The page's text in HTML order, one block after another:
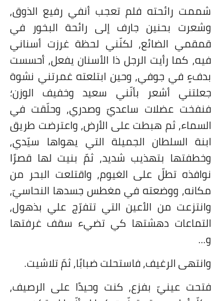
شممت رائحته فلم تعجب أنفي رفيع الذوق,
وشعرت بحنين جارف إلى رائحة البخور في
قمقمي الضائع, لكنّني لحظة غرزت أسناني
فيه, كما رأيت الرجل ذا الأسنان يفعل, أحسست
بدفءٍ في جوفي, وحين ابتلعته غمرتني نشوة
جعلتني أشعر بأنّني سعيد وخفيف الوزن؛
فنفخت عضلات ساعديّ وصدري, وحلّقت في
السماء, ثم هبطت على الأرض, واعترضت طريق
ابنة السلطان الجميلة التي يهواها سيّدي,
وخطفتها بتهذيب شديد, ثمّ بنيت لها قصرًا
نوافذه تطلّ على الغيوم, واقتلعت البحر من
مكانه, ووضعته في مغطس جسدها النحاسيّ,
وانتزعت من الأعين التي تتفرّج علي بذهول,
التماعات دهشتها كي تضيء سقف غرفتها
و...
وانتهى الرغيف, فاستحلت ضبابًا, ثمّ تلاشيت.
فتحت عينيّ بفزع, كنت وحيدًا على الرصيف,